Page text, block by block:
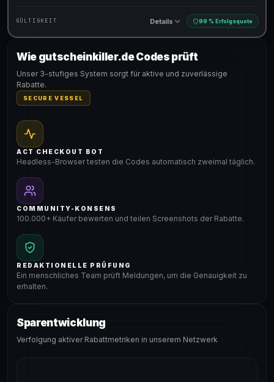
GÜLTIGKEIT Details 99 % Erfolgsquote
Gültig für teilnehmende Produkte
Wie gutscheinkiller.de Codes prüft
Unser 3-stufiges System sorgt für aktive und zuverlässige
Rabatte.
SECURE VESSEL
ACT CHECKOUT BOT
Headless-Browser testen die Codes automatisch zweimal täglich.
COMMUNITY-KONSENS
100.000+ Käufer bewerten und teilen Screenshots der Rabatte.
REDAKTIONELLE PRÜFUNG
Ein menschliches Team prüft Meldungen, um die Genauigkeit zu
erhalten.
Sparentwicklung
Verfolgung aktiver Rabattmetriken in unserem Netzwerk